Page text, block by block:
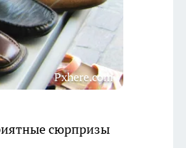
Pxhere.com
сюрпризы